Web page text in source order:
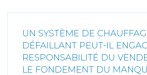
UN SYSTÈME DE
DÉFAILLANT PEUT-IL
RESPONSABILITÉ DU
LE FONDEMENT DU